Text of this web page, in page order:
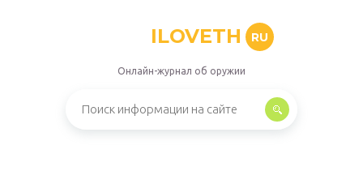
ILOVETH RU
Онлайн-журнал об оружии